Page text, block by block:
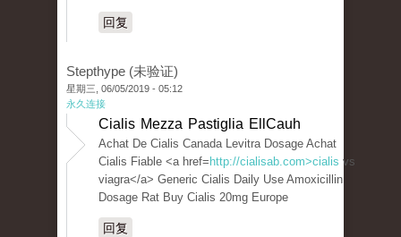
回复
Stepthype (未验证)
星期三, 06/05/2019 - 05:12
永久连接
Cialis Mezza Pastiglia EllCauh
Achat De Cialis Canada Levitra Dosage Achat
Cialis Fiable <a href= http://cialisab.com>cialis vs
viagra</a> Generic Cialis Daily Use Amoxicillin
Dosage Rat Buy Cialis 20mg Europe
回复